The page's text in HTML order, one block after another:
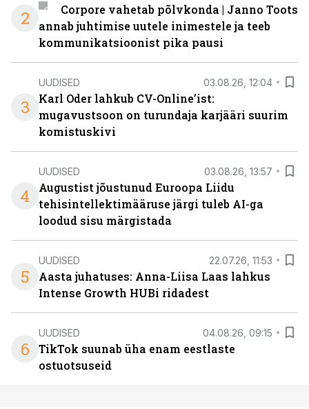
2
Corpore vahetab põlvkonda | Janno Toots
annab juhtimise uutele inimestele ja teeb
kommunikatsioonist pika pausi
3
UUDISED 03.08.26, 12:04
Karl Oder lahkub CV-Online’ist:
mugavustsoon on turundaja karjääri suurim
komistuskivi
4
UUDISED 03.08.26, 13:57
Augustist jõustunud Euroopa Liidu
tehisintellektimääruse järgi tuleb AI-ga
loodud sisu märgistada
5
UUDISED 22.07.26, 11:53
Aasta juhatuses: Anna-Liisa Laas lahkus
Intense Growth HUBi ridadest
6
UUDISED 04.08.26, 09:15
TikTok suunab üha enam eestlaste
ostuotsuseid